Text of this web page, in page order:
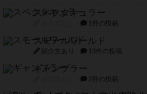
スペクタキュラー
1件の投稿
スモールワールド
紹介文あり 13件の投稿
ギャンブラー
2件の投稿